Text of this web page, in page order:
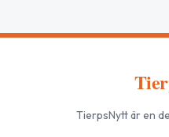
TierpsNyttär en